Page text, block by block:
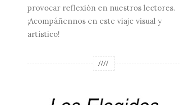
provocar reflexión en nuestros lectores.
¡Acompáñennos en este viaje visual y
artístico!
////